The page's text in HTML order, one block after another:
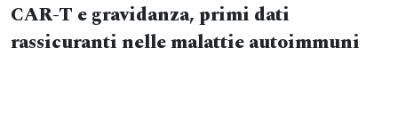
CAR-T e gravidanza, primi dati
rassicuranti nelle malattie autoimmuni